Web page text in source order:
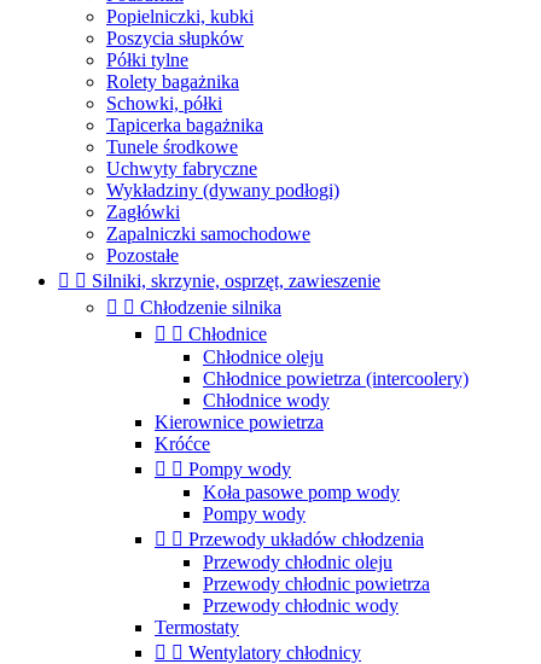
Popielniczki, kubki
Poszycia słupków
Półki tylne
Rolety bagażnika
Schowki, półki
Tapicerka bagażnika
Tunele środkowe
Uchwyty fabryczne
Wykładziny (dywany podłogi)
Zagłówki
Zapalniczki samochodowe
Pozostałe
  Silniki, skrzynie, osprzęt, zawieszenie
  Chłodzenie silnika
  Chłodnice
Chłodnice oleju
Chłodnice powietrza (intercoolery)
Chłodnice wody
Kierownice powietrza
Króćce
  Pompy wody
Koła pasowe pomp wody
Pompy wody
  Przewody układów chłodzenia
Przewody chłodnic oleju
Przewody chłodnic powietrza
Przewody chłodnic wody
Termostaty
  Wentylatory chłodnicy